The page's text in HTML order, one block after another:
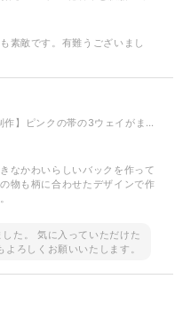
素敵です。有難うございまし
【KS様専用・受注制作】ピンクの帯の3ウェイがまぐちバッグ
なかわいらしいバックを作って
物も柄に合わせたデザインで作
た。 気に入っていただけた
ろしくお願いいたします。